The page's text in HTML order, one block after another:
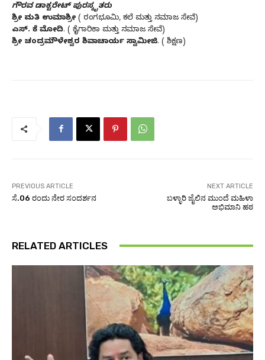
ಗೌರವ ಡಾಕ್ಟರೇಟ್‌ ಪುರಸ್ಕೃತರು
ಶ್ರೀ ಮತಿ ಉಮಾಶ್ರೀ ( ರಂಗಭೂಮಿ, ಕಲೆ ಮತ್ತು ಸಮಾಜ ಸೇವೆ)
ಎಸ್. ಕೆ ಮೋದಿ. ( ಕೈಗಾರಿಕಾ ಮತ್ತು ಸಮಾಜ ಸೇವೆ)
ಶ್ರೀ ಚಂದ್ರಮೌಳೇಶ್ವರ ಶಿವಾಚಾರ್ಯ ಸ್ವಾಮೀಜಿ. ( ಶಿಕ್ಷಣ)
PREVIOUS ARTICLE
ಸೆ.06 ರಂದು ನೇರ ಸಂದರ್ಶನ
NEXT ARTICLE
ಬಳ್ಳಾರಿ ಜೈಲಿನ ಮುಂದೆ ಮಹಿಳಾ
ಅಭಿಮಾನಿ ಹಠ
RELATED ARTICLES